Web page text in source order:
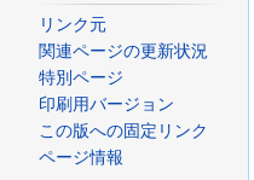
リンク元
関連ページの更新状況
特別ページ
印刷用バージョン
この版への固定リンク
ページ情報